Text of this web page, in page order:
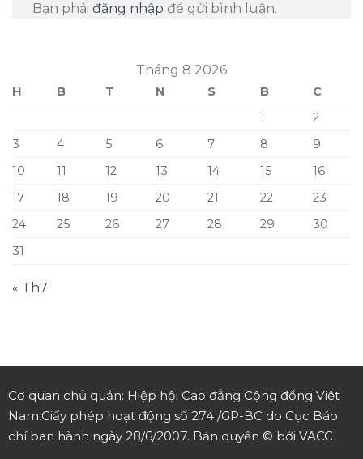
Bạn phải đăng nhập để gửi bình luận.
Tháng 8 2026
H B T N S B
C
1
2
3
4 5 6 7 8
9
10
11 12 13 14 15
16
17
18 19 20 21 22
23
24
25 26 27 28 29
30
31
« Th7
Cơ quan chủ quản: Hiệp hội Cao đẳng Cộng đồng Việt
Nam.Giấy phép hoạt động số 274 /GP-BC do Cục Báo
chí ban hành ngày 28/6/2007. Bản quyền © bởi VACC